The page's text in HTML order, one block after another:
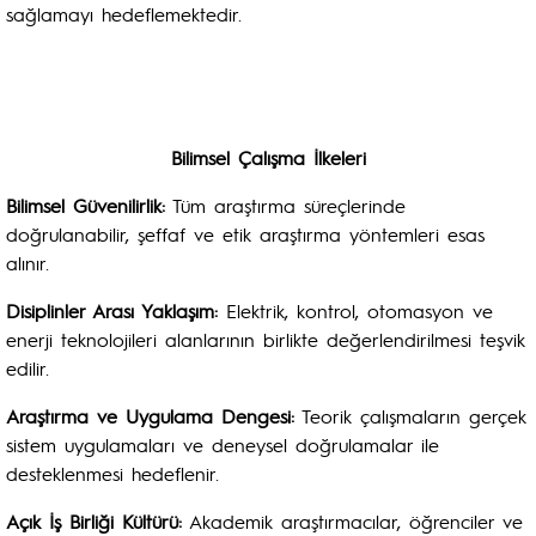
sağlamayı hedeflemektedir.
Bilimsel Çalışma İlkeleri
Bilimsel Güvenilirlik: Tüm araştırma süreçlerinde
doğrulanabilir, şeffaf ve etik araştırma yöntemleri esas
alınır.
Disiplinler Arası Yaklaşım: Elektrik, kontrol, otomasyon ve
enerji teknolojileri alanlarının birlikte değerlendirilmesi teşvik
edilir.
Araştırma ve Uygulama Dengesi: Teorik çalışmaların gerçek
sistem uygulamaları ve deneysel doğrulamalar ile
desteklenmesi hedeflenir.
Açık İş Birliği Kültürü: Akademik araştırmacılar, öğrenciler ve